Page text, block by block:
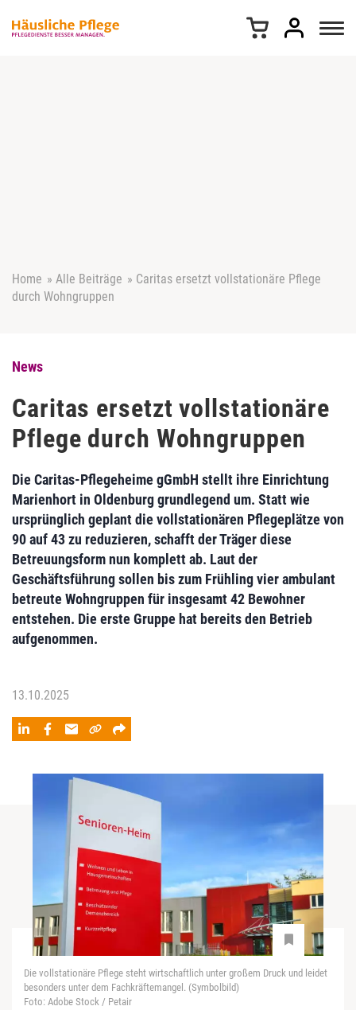
Home » Alle Beiträge » Caritas ersetzt vollstationäre Pflege
durch Wohngruppen
News
Caritas ersetzt vollstationäre
Pflege durch Wohngruppen
Die Caritas-Pflegeheime gGmbH stellt ihre Einrichtung
Marienhort in Oldenburg grundlegend um. Statt wie
ursprünglich geplant die vollstationären Pflegeplätze von
90 auf 43 zu reduzieren, schafft der Träger diese
Betreuungsform nun komplett ab. Laut der
Geschäftsführung sollen bis zum Frühling vier ambulant
betreute Wohngruppen für insgesamt 42 Bewohner
entstehen. Die erste Gruppe hat bereits den Betrieb
aufgenommen.
13.10.2025
Die vollstationäre Pflege steht wirtschaftlich unter großem Druck und leidet
besonders unter dem Fachkräftemangel. (Symbolbild)
Foto: Adobe Stock / Petair